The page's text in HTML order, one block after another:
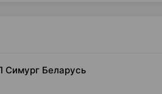
Симург Беларусь